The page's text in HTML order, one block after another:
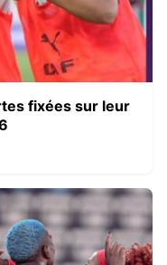
fixées sur leur